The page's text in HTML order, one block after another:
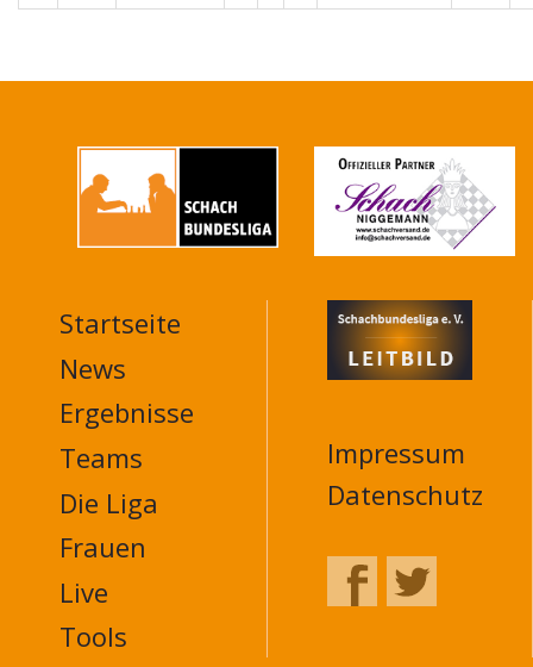
MAIN
NAVIGATION
FOOTER
Startseite
News
Ergebnisse
Teams
Die Liga
Frauen
Live
Tools
Impressum
Datenschutz